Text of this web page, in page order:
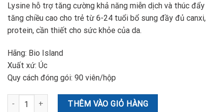
Lysine hỗ trợ tăng cường khả năng miễn dịch và thúc đẩy
tăng chiều cao cho trẻ từ 6-24 tuổi bổ sung đầy đủ canxi,
protein, cần thiết cho sức khỏe của da.
Hãng: Bio Island
Xuất xứ: Úc
Quy cách đóng gói: 90 viên/hộp
Bio Island Lysine Step Up for Youth - Vitamin tăng chiều cao cho
THÊM VÀO GIỎ HÀNG